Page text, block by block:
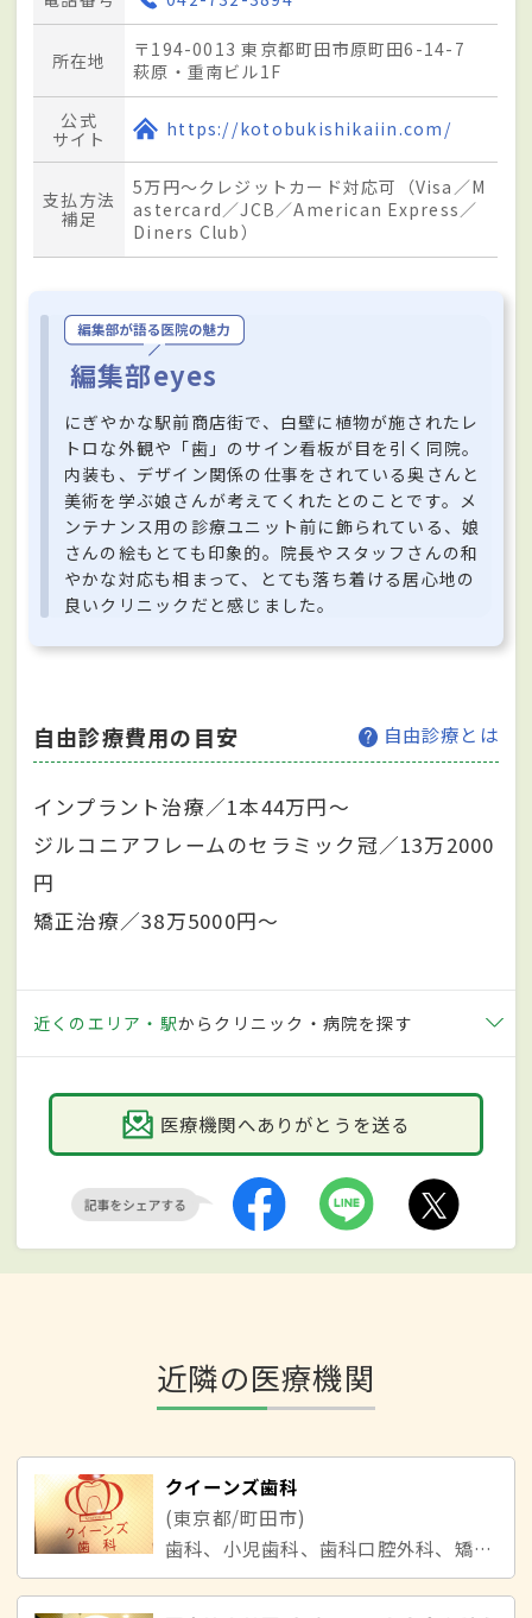
所在地
〒194-0013 東京都町田市原町田6-14-7
萩原・重南ビル1F
公式
サイト
https://kotobukishikaiin.com/
支払方法
補足
5万円～クレジットカード対応可（Visa／M
astercard／JCB／American Express／
Diners Club）
編集部eyes
にぎやかな駅前商店街で、白壁に植物が施されたレ
トロな外観や「歯」のサイン看板が目を引く同院。
内装も、デザイン関係の仕事をされている奥さんと
美術を学ぶ娘さんが考えてくれたとのことです。メ
ンテナンス用の診療ユニット前に飾られている、娘
さんの絵もとても印象的。院長やスタッフさんの和
やかな対応も相まって、とても落ち着ける居心地の
良いクリニックだと感じました。
自由診療費用の目安 自由診療とは
インプラント治療／1本44万円～
ジルコニアフレームのセラミック冠／13万2000
円
矯正治療／38万5000円～
近くのエリア・駅からクリニック・病院を探す
医療機関へありがとうを送る
近隣の医療機関
クイーンズ歯科
(東京都/町田市)
歯科、小児歯科、歯科口腔外科、矯正歯科